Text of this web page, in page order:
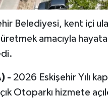
Belediyesi, kent içi
amacıyla
- 2026 Eskişehir Yılı
Otoparkı hizmete